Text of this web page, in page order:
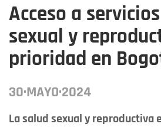
Acceso a
sexual y
prioridad en
30·MAYO·2024
La salud sexual y reproductiva